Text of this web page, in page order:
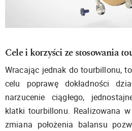
Cele i korzyści ze stosowania
Wracając jednak do tourbillonu,
celu poprawę dokładności
narzucenie ciągłego,
klatki tourbillonu. Realizowana
zmiana położenia balansu